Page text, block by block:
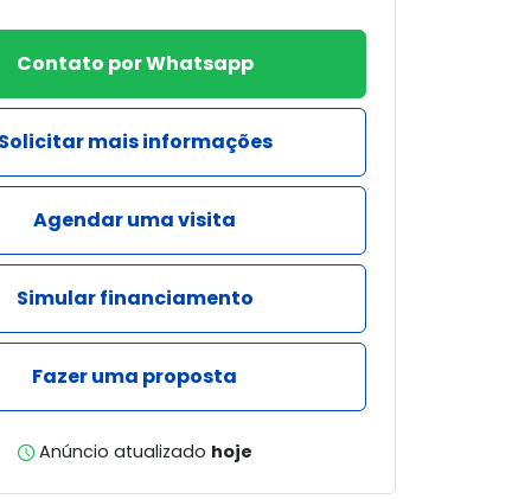
Contato por Whatsapp
Solicitar mais informações
Agendar uma visita
Simular financiamento
Fazer uma proposta
Anúncio atualizado hoje